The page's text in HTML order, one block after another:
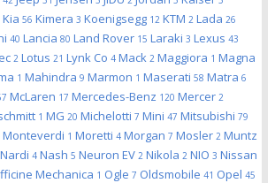
Kia 56 Kimera 3 Koenigsegg 12 KTM 2 Lada 26
40 Lancia 80 Land Rover 15 Laraki 3 Lexus 43
2 Lotus 21 Lynk Co 4 Mack 2 Maggiora 1 Magna
1 Mahindra 9 Marmon 1 Maserati 58 Matra 6
McLaren 17 Mercedes-Benz 120 Mercer 2
1 MG 20 Michelotti 7 Mini 47 Mitsubishi 79
Monteverdi 1 Moretti 4 Morgan 7 Mosler 2 Muntz
Nardi 4 Nash 5 Neuron EV 2 Nikola 2 NIO 3 Nissan
Mechanica 1 Ogle 7 Oldsmobile 41 Opel 45